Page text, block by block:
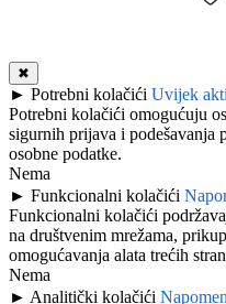
✖
► Potrebni kolačići Uvijek
Potrebni kolačići omogućuju
sigurnih prijava i podešavanja
osobne podatke.
Nema
► Funkcionalni kolačići
Funkcionalni kolačići
na društvenim mrežama,
omogućavanja alata trećih
Nema
► Analitički kolačići